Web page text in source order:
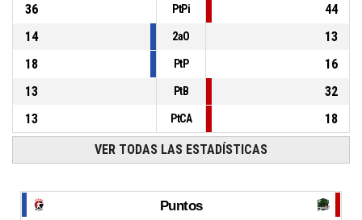
36
PtPi
44
14
2aO
13
18
PtP
16
13
PtB
32
13
PtCA 18
VER TODAS LAS ESTADÍSTICAS
Puntos